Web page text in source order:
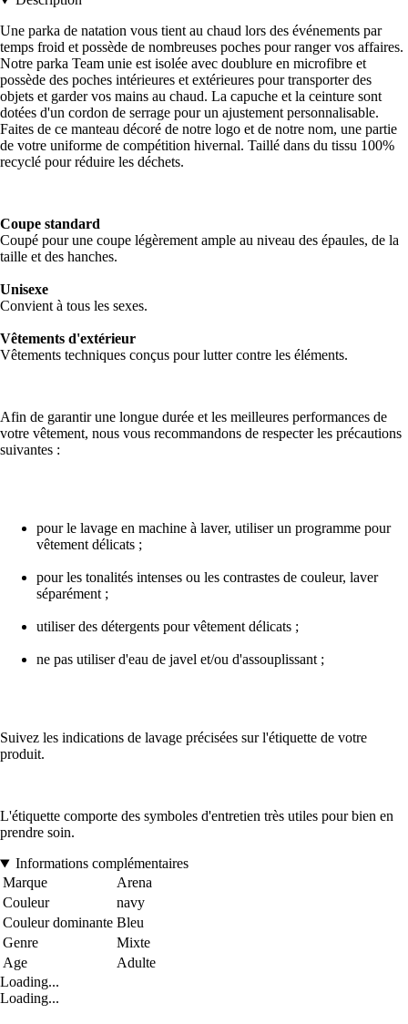
Une parka de natation vous tient au chaud lors des événements par
temps froid et possède de nombreuses poches pour ranger vos affaires.
Notre parka Team unie est isolée avec doublure en microfibre et
possède des poches intérieures et extérieures pour transporter des
objets et garder vos mains au chaud. La capuche et la ceinture sont
dotées d'un cordon de serrage pour un ajustement personnalisable.
Faites de ce manteau décoré de notre logo et de notre nom, une partie
de votre uniforme de compétition hivernal. Taillé dans du tissu 100%
recyclé pour réduire les déchets.
Coupe standard
Coupé pour une coupe légèrement ample au niveau des épaules, de la
taille et des hanches.
Unisexe
Convient à tous les sexes.
Vêtements d'extérieur
Vêtements techniques conçus pour lutter contre les éléments.
Afin de garantir une longue durée et les meilleures performances de
votre vêtement, nous vous recommandons de respecter les précautions
suivantes :
pour le lavage en machine à laver, utiliser un programme pour
vêtement délicats ;
pour les tonalités intenses ou les contrastes de couleur, laver
séparément ;
utiliser des détergents pour vêtement délicats ;
ne pas utiliser d'eau de javel et/ou d'assouplissant ;
Suivez les indications de lavage précisées sur l'étiquette de votre
produit.
L'étiquette comporte des symboles d'entretien très utiles pour bien en
prendre soin.
Informations complémentaires
Marque
Arena
Couleur
navy
Couleur dominante Bleu
Genre
Mixte
Age
Adulte
Loading...
Loading...